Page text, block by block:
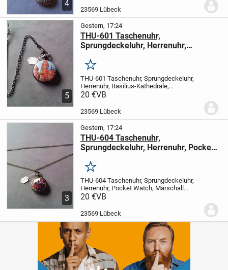
4
Verfügbarkeit anfragen
100% Neu Retro designMaterial: Metall,...
23569 Lübeck
5
Gestern, 17:24
THU-601 Taschenuhr,
Sprungdeckeluhr, Herrenuhr,
Merken
THU-601 Taschenuhr, Sprungdeckeluhr,
Herrenuhr, Basilius-Kathedrale,
Moskau vor Gebot oder Kauf, bitte die
100% Neu Retro design
20 €VB
23569 Lübeck
3
Gestern, 17:24
THU-604 Taschenuhr,
Sprungdeckeluhr, Herrenuhr, Pocket
Russia
Merken
THU-604 Taschenuhr, Sprungdeckeluhr,
Herrenuhr, Pocket Watch, Marschall
Schukow, Russland, Russia
anfragen Artikelzustand: 100% Neu Retro
20 €VB
23569 Lübeck